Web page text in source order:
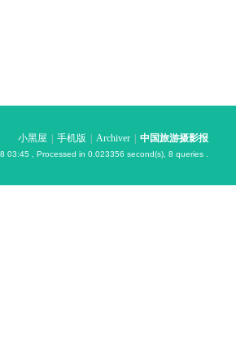
小黑屋 手机版 Archiver 中国旅游摄影报
03:45 , Processed in 0.023356 second(s), 8 queries .